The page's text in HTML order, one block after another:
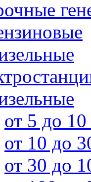
от 5 до
от 10 до
от 30 до